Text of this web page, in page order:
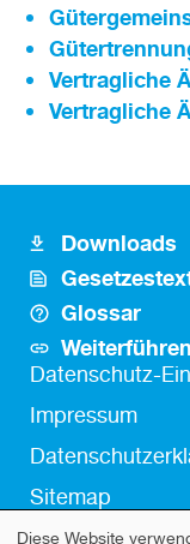
Vertragliche
Vertragliche
Footer
Icon
Links
Downloads
Glossar
Fußzeile
Datenschutz-
Impressum
Sitemap
Diese Website